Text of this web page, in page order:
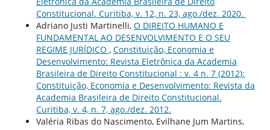
Constitucional. Curitiba, v. 12, n. 23, ago./dez. 2020.
Adriano Justi Martinelli, O DIREITO HUMANO E
FUNDAMENTAL AO DESENVOLVIMENTO E O SEU
REGIME JURÍDICO , Constituição, Economia e
Desenvolvimento: Revista Eletrônica da Academia
Brasileira de Direito Constitucional : v. 4 n. 7 (2012):
Constituição, Economia e Desenvolvimento: Revista da
Academia Brasileira de Direito Constitucional.
Curitiba, v. 4, n. 7, ago./dez. 2012.
Valéria Ribas do Nascimento, Evilhane Jum Martins,